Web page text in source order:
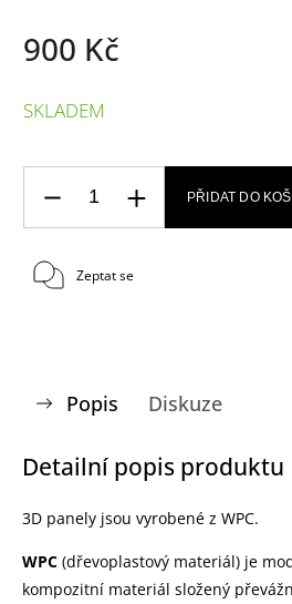
900 Kč
SKLADEM
PŘIDAT DO
Zeptat se
Popis Diskuze
Detailní popis produktu
3D panely jsou vyrobené z WPC.
WPC (dřevoplastový materiál) je
kompozitní materiál složený